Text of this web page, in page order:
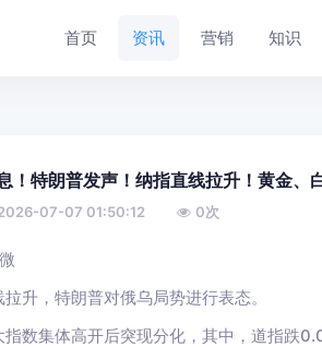
首页 资讯 营销 知识
！特朗普发声！纳指直线拉升！黄金、
07-07 01:50:12 0次
升，特朗普对俄乌局势进行表态。
指数集体高开后突现分化，其中，道指跌